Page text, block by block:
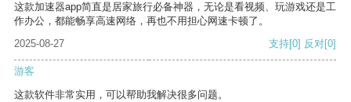
这款加速器app简直是居家旅行必备神器，无论是看视频、玩游戏还是工
作办公，都能畅享高速网络，再也不用担心网速卡顿了。
2025-08-27
支持[0] 反对[0]
游客
这款软件非常实用，可以帮助我解决很多问题。